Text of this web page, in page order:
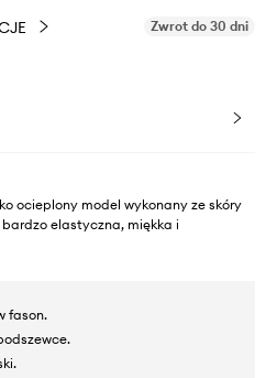
Zwrot do 30 dni
ocieplony model wykonany ze skóry
elastyczna, miękka i
fason.